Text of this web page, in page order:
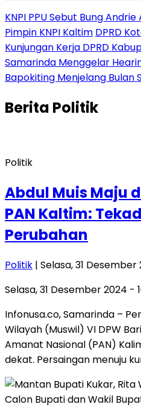
KNPI PPU Sebut Bung
Pimpin KNPI Kaltim DPRD
Kunjungan Kerja DPRD
Samarinda Menggelar
Bapokiting Menjelang Bulan
Berita Politik
Politik
Abdul Muis Maju
PAN Kaltim:
Perubahan
Politik | Selasa, 31 Desember
Selasa, 31 Desember 2024 -
Infonusa.co, Samarinda –
Wilayah (Muswil) VI DPW
Amanat Nasional (PAN)
dekat. Persaingan menuju